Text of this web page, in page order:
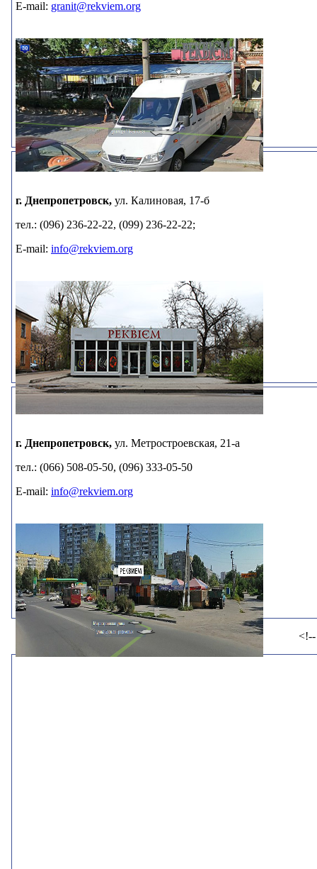
E-mail: granit@rekviem.org
г. Днепропетровск, ул. Калиновая, 17-б
тел.: (096) 236-22-22, (099) 236-22-22;
E-mail: info@rekviem.org
г. Днепропетровск, ул. Метростроевская, 21-а
тел.: (066) 508-05-50, (096) 333-05-50
E-mail: info@rekviem.org
<!--